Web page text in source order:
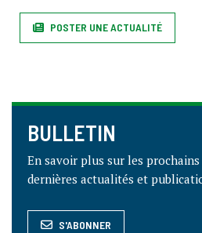
POSTER UNE ACTUALITÉ
BULLETIN
En savoir plus sur les prochains
dernières actualités et
S'ABONNER